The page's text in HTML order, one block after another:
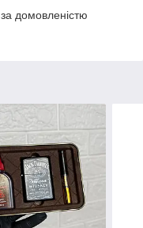
домовленістю